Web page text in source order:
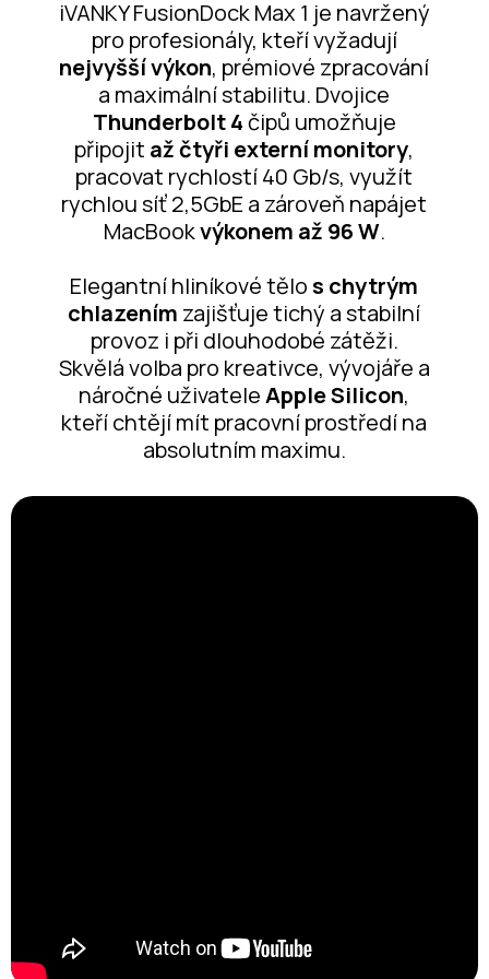
iVANKY FusionDock Max 1 je navržený
pro profesionály, kteří vyžadují
nejvyšší výkon, prémiové zpracování
a maximální stabilitu. Dvojice
Thunderbolt 4čipů umožňuje
připojit až čtyři externí monitory,
pracovat rychlostí 40 Gb/s, využít
rychlou síť 2,5GbE a zároveň napájet
MacBookvýkonem až 96 W.
Elegantní hliníkové tělos chytrým
chlazením zajišťuje tichý a stabilní
provoz i při dlouhodobé zátěži.
Skvělá volba pro kreativce, vývojáře a
náročné uživateleApple Silicon,
kteří chtějí mít pracovní prostředí na
absolutním maximu.